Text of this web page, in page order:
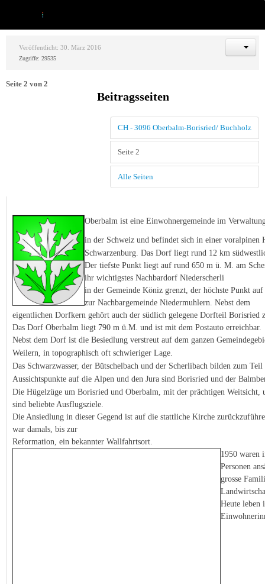
Veröffentlicht: 30. März 2016
Zugriffe: 29535
Beitragsseiten
CH - 3096 Oberbalm-Borisried/ Buchholz
Seite 2
Alle Seiten
Seite 2 von 2
Oberbalm ist eine Einwohnergemeinde im
in der Schweiz und befindet sich in einer voralpinen
Schwarzenburg. Das Dorf liegt rund 12 km
Der tiefste Punkt liegt auf rund 650 m ü. M. am
ihr wichtigstes Nachbardorf Niederscherli
in der Gemeinde Köniz grenzt, der höchste Punkt
zur Nachbargemeinde Niedermuhlern. Nebst dem
eigentlichen Dorfkern gehört auch der südlich gelegene Dorfteil Borisried
Das Dorf Oberbalm liegt 790 m ü.M. und ist mit dem Postauto erreichbar.
Nebst dem Dorf ist die Besiedlung verstreut auf dem ganzen
Weilern, in topographisch oft schwieriger Lage.
Das Schwarzwasser, der Bütschelbach und der Scherlibach bilden zum
Aussichtspunkte auf die Alpen und den Jura sind Borisried und der
Die Hügelzüge um Borisried und Oberbalm, mit der prächtigen
sind beliebte Ausflugsziele.
Die Ansiedlung in dieser Gegend ist auf die stattliche Kirche
war damals, bis zur
Reformation, ein bekannter Wallfahrtsort.
1950 waren
Personen
grosse
Heute leben